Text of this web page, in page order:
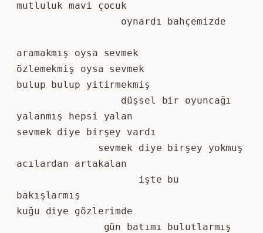
mutluluk mavi çocuk
                  oynardı bahçemizde
aramakmış oysa sevmek
özlemekmiş oysa sevmek
bulup bulup yitirmekmiş
                  düşsel bir oyuncağı
yalanmış hepsi yalan
sevmek diye birşey vardı
              sevmek diye birşey yokmuş
acılardan artakalan
bakışlarmış
kuğu diye gözlerimde
               gün batımı bulutlarmış